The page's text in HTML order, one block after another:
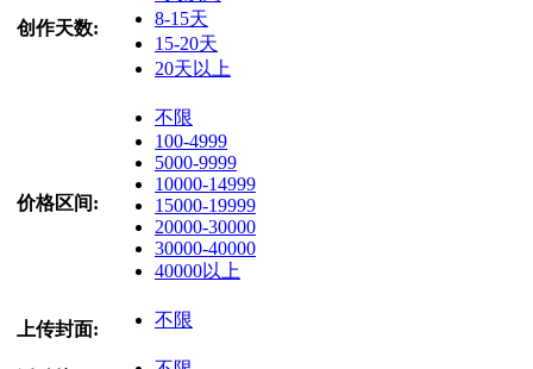
创作天数:
8-15天
15-20天
20天以上
价格区间:
不限
100-4999
5000-9999
10000-14999
15000-19999
20000-30000
30000-40000
40000以上
上传封面: 不限